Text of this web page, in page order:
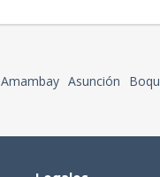
Amambay Asunción